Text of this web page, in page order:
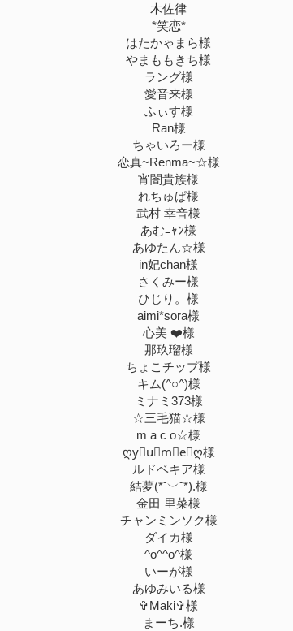
木佐律
*笑恋*
はたかゃまら様
やまももきち様
ラング様
愛音来様
ふぃす様
Ran様
ちゃいろー様
恋真~Renma~☆様
宵闇貴族様
れちゅぱ様
武村 幸音様
あむﾆｬﾝ様
あゆたん☆様
in妃chan様
さくみー様
ひじり。様
aimi*sora様
心美 ❤️様
那玖瑠様
ちょこチップ様
キム(^○^)様
ミナミ373様
☆三毛猫☆様
m a c o☆様
ღy⃝u⃝m⃝e⃝ღ様
ルドベキア様
結夢(*˘︶˘*).様
金田 里菜様
チャンミンソク様
ダイカ様
^o^^o^様
いーが様
あゆみいる様
✞Maki✞様
まーち.様